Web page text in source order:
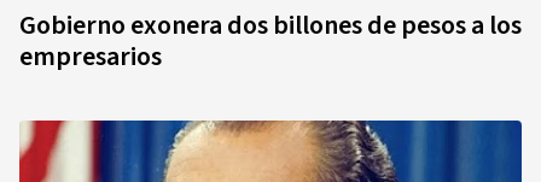
Gobierno exonera dos billones de pesos a los
empresarios